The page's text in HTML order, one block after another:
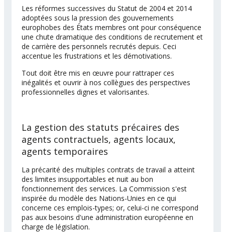
Les réformes successives du Statut de 2004 et 2014
adoptées sous la pression des gouvernements
europhobes des États membres ont pour conséquence
une chute dramatique des conditions de recrutement et
de carrière des personnels recrutés depuis. Ceci
accentue les frustrations et les démotivations.
Tout doit être mis en œuvre pour rattraper ces
inégalités et ouvrir à nos collègues des perspectives
professionnelles dignes et valorisantes.
La gestion des statuts précaires des
agents contractuels, agents locaux,
agents temporaires
La précarité des multiples contrats de travail a atteint
des limites insupportables et nuit au bon
fonctionnement des services. La Commission s'est
inspirée du modèle des Nations-Unies en ce qui
concerne ces emplois-types; or, celui-ci ne correspond
pas aux besoins d'une administration européenne en
charge de législation.